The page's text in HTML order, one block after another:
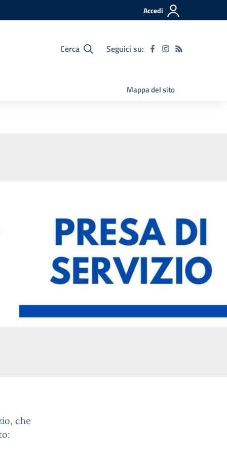
Accedi
Cerca Seguici su:
Mappa del sito
che